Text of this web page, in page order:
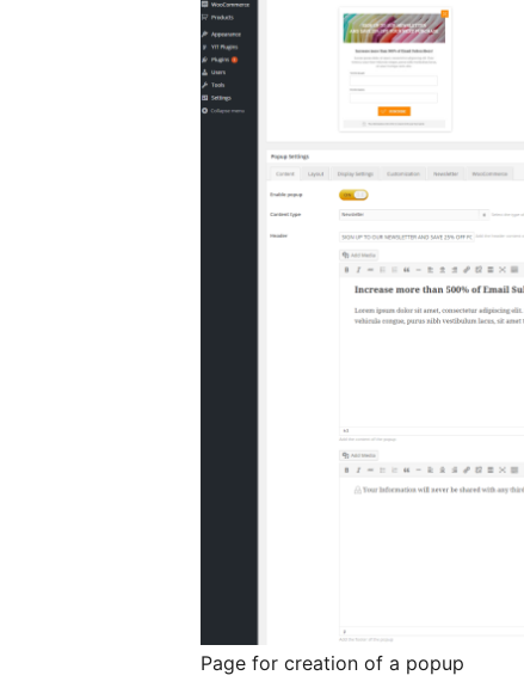
Page for creation of a popup